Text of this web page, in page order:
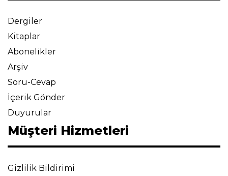
Dergiler
Kitaplar
Abonelikler
Arşiv
Soru-Cevap
İçerik Gönder
Duyurular
Müşteri Hizmetleri
Gizlilik Bildirimi